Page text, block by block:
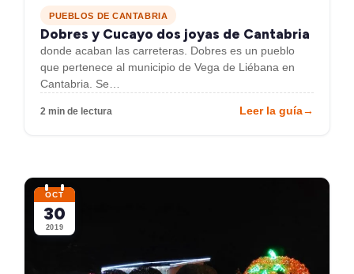
PUEBLOS DE CANTABRIA
Dobres y Cucayo dos joyas de Cantabria
donde acaban las carreteras. Dobres es un pueblo
que pertenece al municipio de Vega de Liébana en
Cantabria. Se…
2 min de lectura Leer la guía→
OCT
30
2019